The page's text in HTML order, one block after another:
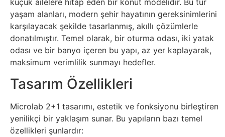
Download
E-
Devlet
Eğitim
Elektronik
Cihazlar
küçük ailelere hitap eden bir konut modelidir. Bu tür
yaşam alanları, modern şehir hayatının gereksinimlerini
karşılayacak şekilde tasarlanmış, akıllı çözümlerle
donatılmıştır. Temel olarak, bir oturma odası, iki yatak
odası ve bir banyo içeren bu yapı, az yer kaplayarak,
maksimum verimlilik sunmayı hedefler.
Tasarım Özellikleri
Microlab 2+1 tasarımı, estetik ve fonksiyonu birleştiren
yenilikçi bir yaklaşım sunar. Bu yapıların bazı temel
özellikleri şunlardır: